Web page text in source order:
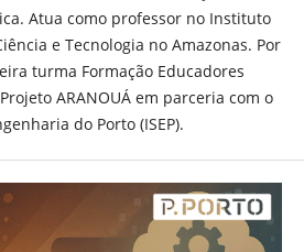
Atua como professor no Instituto
e Tecnologia no Amazonas. Por
turma Formação Educadores
ARANOUÁ em parceria com o
do Porto (ISEP).